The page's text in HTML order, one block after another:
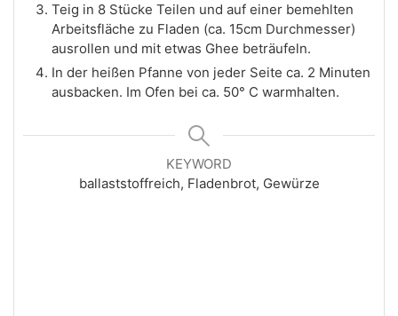
Teig in 8 Stücke Teilen und auf einer bemehlten
Arbeitsfläche zu Fladen (ca. 15cm Durchmesser)
ausrollen und mit etwas Ghee beträufeln.
In der heißen Pfanne von jeder Seite ca. 2 Minuten
ausbacken. Im Ofen bei ca. 50° C warmhalten.
KEYWORD
ballaststoffreich, Fladenbrot, Gewürze